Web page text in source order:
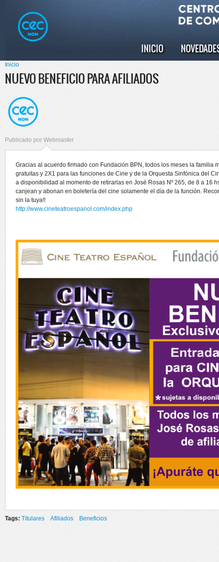
principal
Menú principal
INICIO
Se encuentra usted aquí
Inicio
NUEVO BENEFICIO PARA AFILIADOS
Publicado por Webmaster
Gracias al acuerdo firmado con Fundación BPN, todos los meses la familia
gratuitas y 2X1 para las funciones de Cine y de la Orquesta Sinfónica del
a disponibilidad al momento de retirarlas en José Rosas Nº 265, de 8 a 16
canjean y abonan en boletería del cine solamente el día de la función.
sin la tuya!!
http://www.cineteatroespanol.com/index.php
Tags: Titulares Afiliados Beneficios